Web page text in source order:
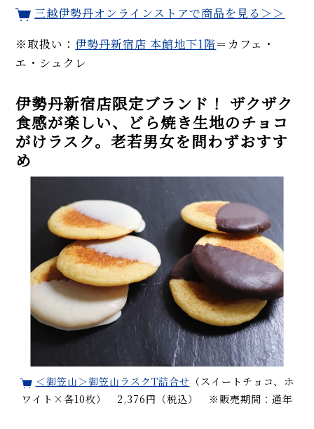
三越伊勢丹オンラインストアで商品を見る＞＞
※取扱い： 伊勢丹新宿店 本館地下1階＝カフェ・
エ・シュクレ
伊勢丹新宿店限定ブランド！ ザクザク
食感が楽しい、どら焼き生地のチョコ
がけラスク。老若男女を問わずおすす
め
＜御笠山＞御笠山ラスクT詰合せ （スイートチョコ、ホ
ワイト×各10枚） 2,376円（税込） ※販売期間：通年